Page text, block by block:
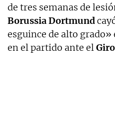
de tres semanas de
Borussia Dortmund
esguince de alto grado»
en el partido ante el